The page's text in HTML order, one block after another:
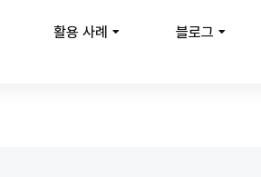
활용 사례 블로그